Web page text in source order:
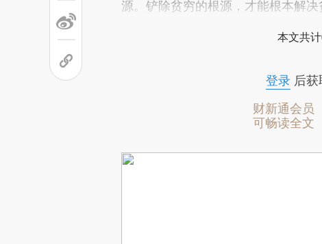
源。铲除贫穷的根源，才能根本解决
本文共
登录后获
财新通会员
可畅读全文